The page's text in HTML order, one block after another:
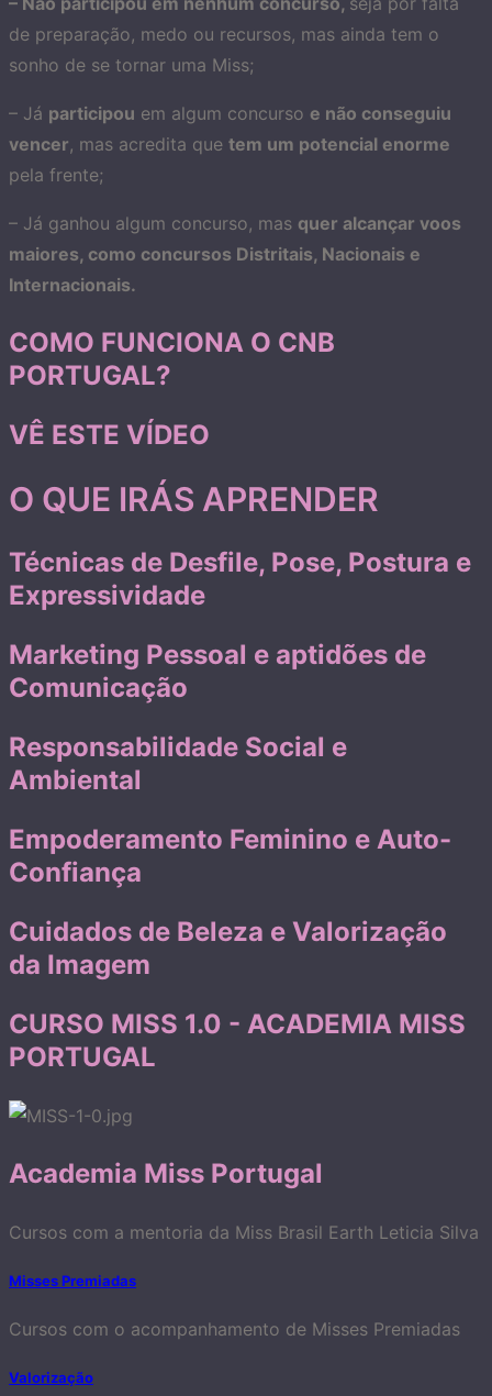
de preparação, medo ou recursos, mas ainda tem o
sonho de se tornar uma Miss;
– Já participou em algum concurso e não conseguiu
vencer, mas acredita que tem um potencial enorme
pela frente;
– Já ganhou algum concurso, mas quer alcançar voos
maiores, como concursos Distritais, Nacionais e
Internacionais.
COMO FUNCIONA O CNB
PORTUGAL?
VÊ ESTE VÍDEO
O QUE IRÁS APRENDER
Técnicas de Desfile, Pose, Postura e
Expressividade
Marketing Pessoal e aptidões de
Comunicação
Responsabilidade Social e
Ambiental
Empoderamento Feminino e Auto-
Confiança
Cuidados de Beleza e Valorização
da Imagem
CURSO MISS 1.0 - ACADEMIA MISS
PORTUGAL
Academia Miss Portugal
Cursos com a mentoria da Miss Brasil Earth Leticia Silva
Misses Premiadas
Cursos com o acompanhamento de Misses Premiadas
Valorização